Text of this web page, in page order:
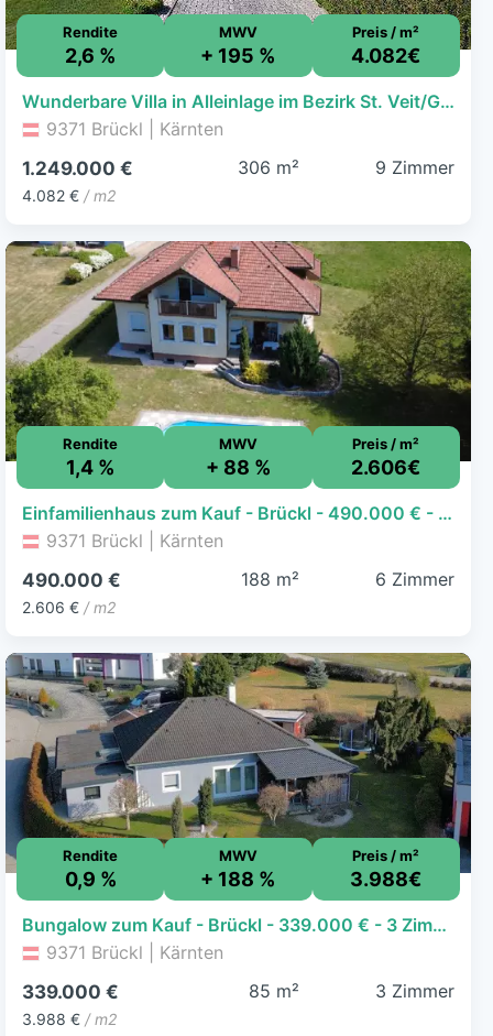
Rendite
2,6 %
MWV
+ 195 %
Preis / m²
4.082€
Wunderbare Villa in Alleinlage im Bezirk St. Veit/Glan
9371 Brückl | Kärnten
1.249.000 €
4.082 € / m2
306 m² 9 Zimmer
Rendite
1,4 %
MWV
+ 88 %
Preis / m²
2.606€
Einfamilienhaus zum Kauf - Brückl - 490.000 € - 6 Zimmer, 188 m², 1.498 m² Grundstück
9371 Brückl | Kärnten
490.000 €
2.606 € / m2
188 m² 6 Zimmer
Rendite
0,9 %
MWV
+ 188 %
Preis / m²
3.988€
Bungalow zum Kauf - Brückl - 339.000 € - 3 Zimmer, 85 m², 813 m² Grundstück
9371 Brückl | Kärnten
339.000 €
3.988 € / m2
85 m² 3 Zimmer